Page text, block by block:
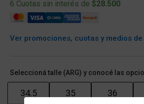
6 Cuotas sin interés de $28.500
Ver promociones, cuotas y medios de
Seleccioná talle (ARG) y conocé las
34.5 35 36